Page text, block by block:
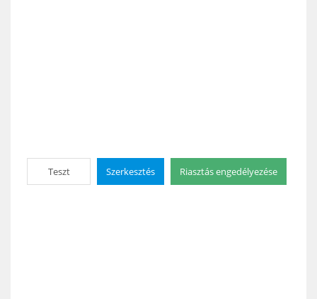
Teszt Szerkesztés Riasztás engedélyezése